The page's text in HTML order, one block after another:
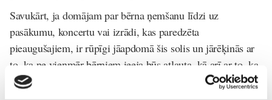
Savukārt, ja domājam par bērna ņemšanu līdzi uz
pasākumu, koncertu vai izrādi, kas paredzēta
pieaugušajiem, ir rūpīgi jāapdomā šis solis un jārēķinās ar
to, ka ne vienmēr bērniem ieeja būs atļauta, kā arī ar to, ka
mums citi pasākuma apmeklētāji var izteikt piezīmes un
aizrādījumus par bērna emocijām. Patiesībā, viņiem ir tādas